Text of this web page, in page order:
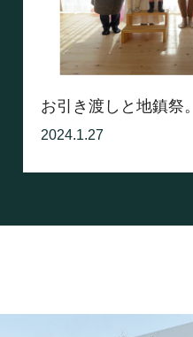
お引き渡しと地鎮祭。
2024.1.27